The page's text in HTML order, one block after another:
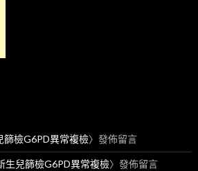
篩檢G6PD異常複檢〉發佈留言
生兒篩檢G6PD異常複檢〉發佈留言